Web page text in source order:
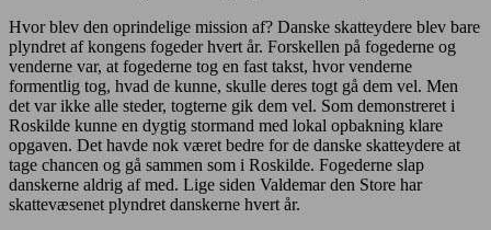
Hvor blev den oprindelige mission af? Danske skatteydere blev bare
plyndret af kongens fogeder hvert år. Forskellen på fogederne og
venderne var, at fogederne tog en fast takst, hvor venderne
formentlig tog, hvad de kunne, skulle deres togt gå dem vel. Men
det var ikke alle steder, togterne gik dem vel. Som demonstreret i
Roskilde kunne en dygtig stormand med lokal opbakning klare
opgaven. Det havde nok været bedre for de danske skatteydere at
tage chancen og gå sammen som i Roskilde. Fogederne slap
danskerne aldrig af med. Lige siden Valdemar den Store har
skattevæsenet plyndret danskerne hvert år.